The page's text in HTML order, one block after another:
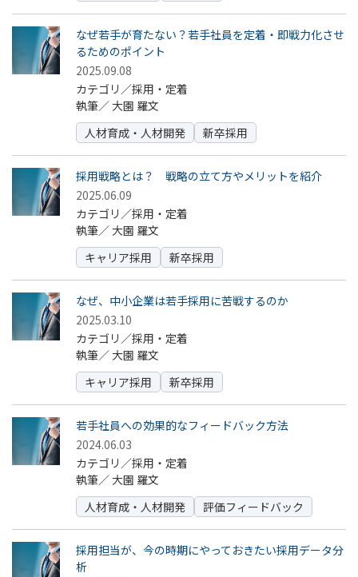
なぜ若手が育たない？若手社員を定着・即戦力化させ
るためのポイント
2025.09.08
カテゴリ／採用・定着
執筆／大園 羅文
人材育成・人材開発
新卒採用
採用戦略とは？ 戦略の立て方やメリットを紹介
2025.06.09
カテゴリ／採用・定着
執筆／大園 羅文
キャリア採用
新卒採用
なぜ、中小企業は若手採用に苦戦するのか
2025.03.10
カテゴリ／採用・定着
執筆／大園 羅文
キャリア採用
新卒採用
若手社員への効果的なフィードバック方法
2024.06.03
カテゴリ／採用・定着
執筆／大園 羅文
人材育成・人材開発
評価フィードバック
採用担当が、今の時期にやっておきたい採用データ分
析